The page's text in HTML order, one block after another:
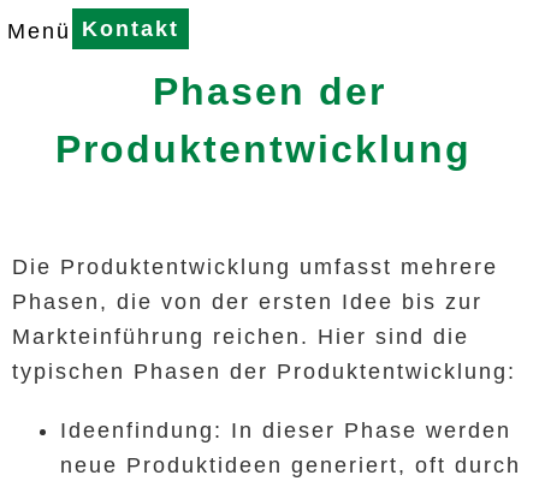
Menü Kontakt
Phasen der
Produktentwicklung
Die Produktentwicklung umfasst mehrere
Phasen, die von der ersten Idee bis zur
Markteinführung reichen. Hier sind die
typischen Phasen der Produktentwicklung:
Ideenfindung: In dieser Phase werden
neue Produktideen generiert, oft durch